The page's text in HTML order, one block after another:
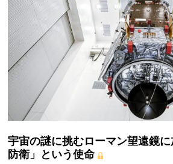
宇宙の謎に挑むローマン望遠鏡
防衛」という使命